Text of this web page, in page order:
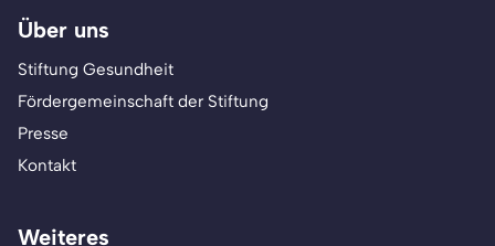
Über uns
Stiftung Gesundheit
Fördergemeinschaft der Stiftung
Presse
Kontakt
Weiteres